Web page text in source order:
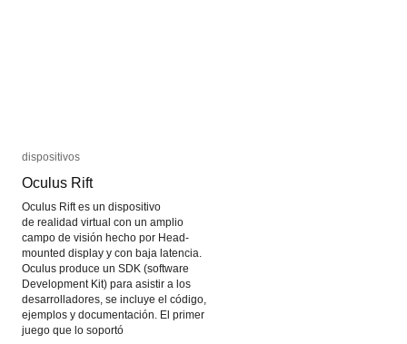
dispositivos
Oculus Rift
Oculus Rift es un dispositivo
de realidad virtual con un amplio
campo de visión hecho por Head-
mounted display y con baja latencia.
Oculus produce un SDK (software
Development Kit) para asistir a los
desarrolladores, se incluye el código,
ejemplos y documentación. El primer
juego que lo soportó
dispositivos
Oculus Rift